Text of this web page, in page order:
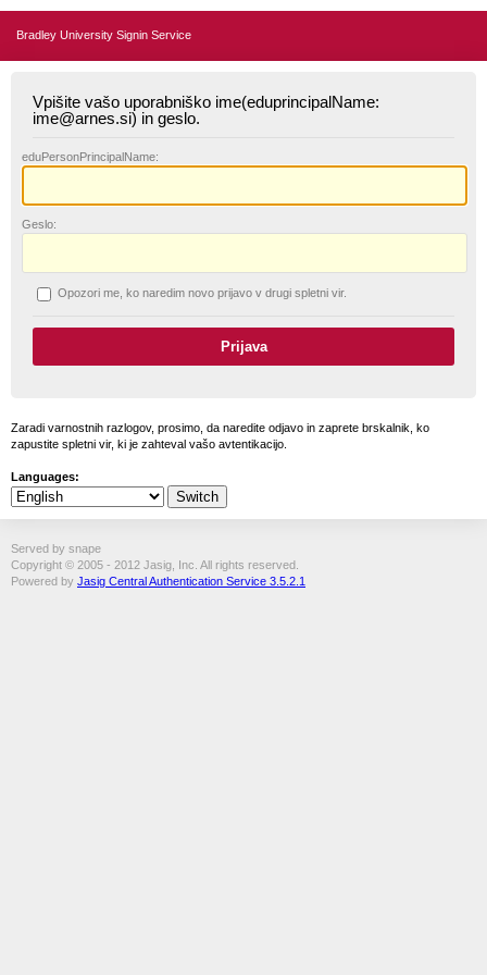
Bradley University Signin Service
Vpišite vašo uporabniško ime(eduprincipalName:
ime@arnes.si) in geslo.
eduPersonPrincipalName:
Geslo:
Opozori me, ko naredim novo prijavo v drugi spletni vir.
Zaradi varnostnih razlogov, prosimo, da naredite odjavo in zaprete brskalnik, ko
zapustite spletni vir, ki je zahteval vašo avtentikacijo.
Languages:
Served by snape
Copyright © 2005 - 2012 Jasig, Inc. All rights reserved.
Powered by Jasig Central Authentication Service 3.5.2.1